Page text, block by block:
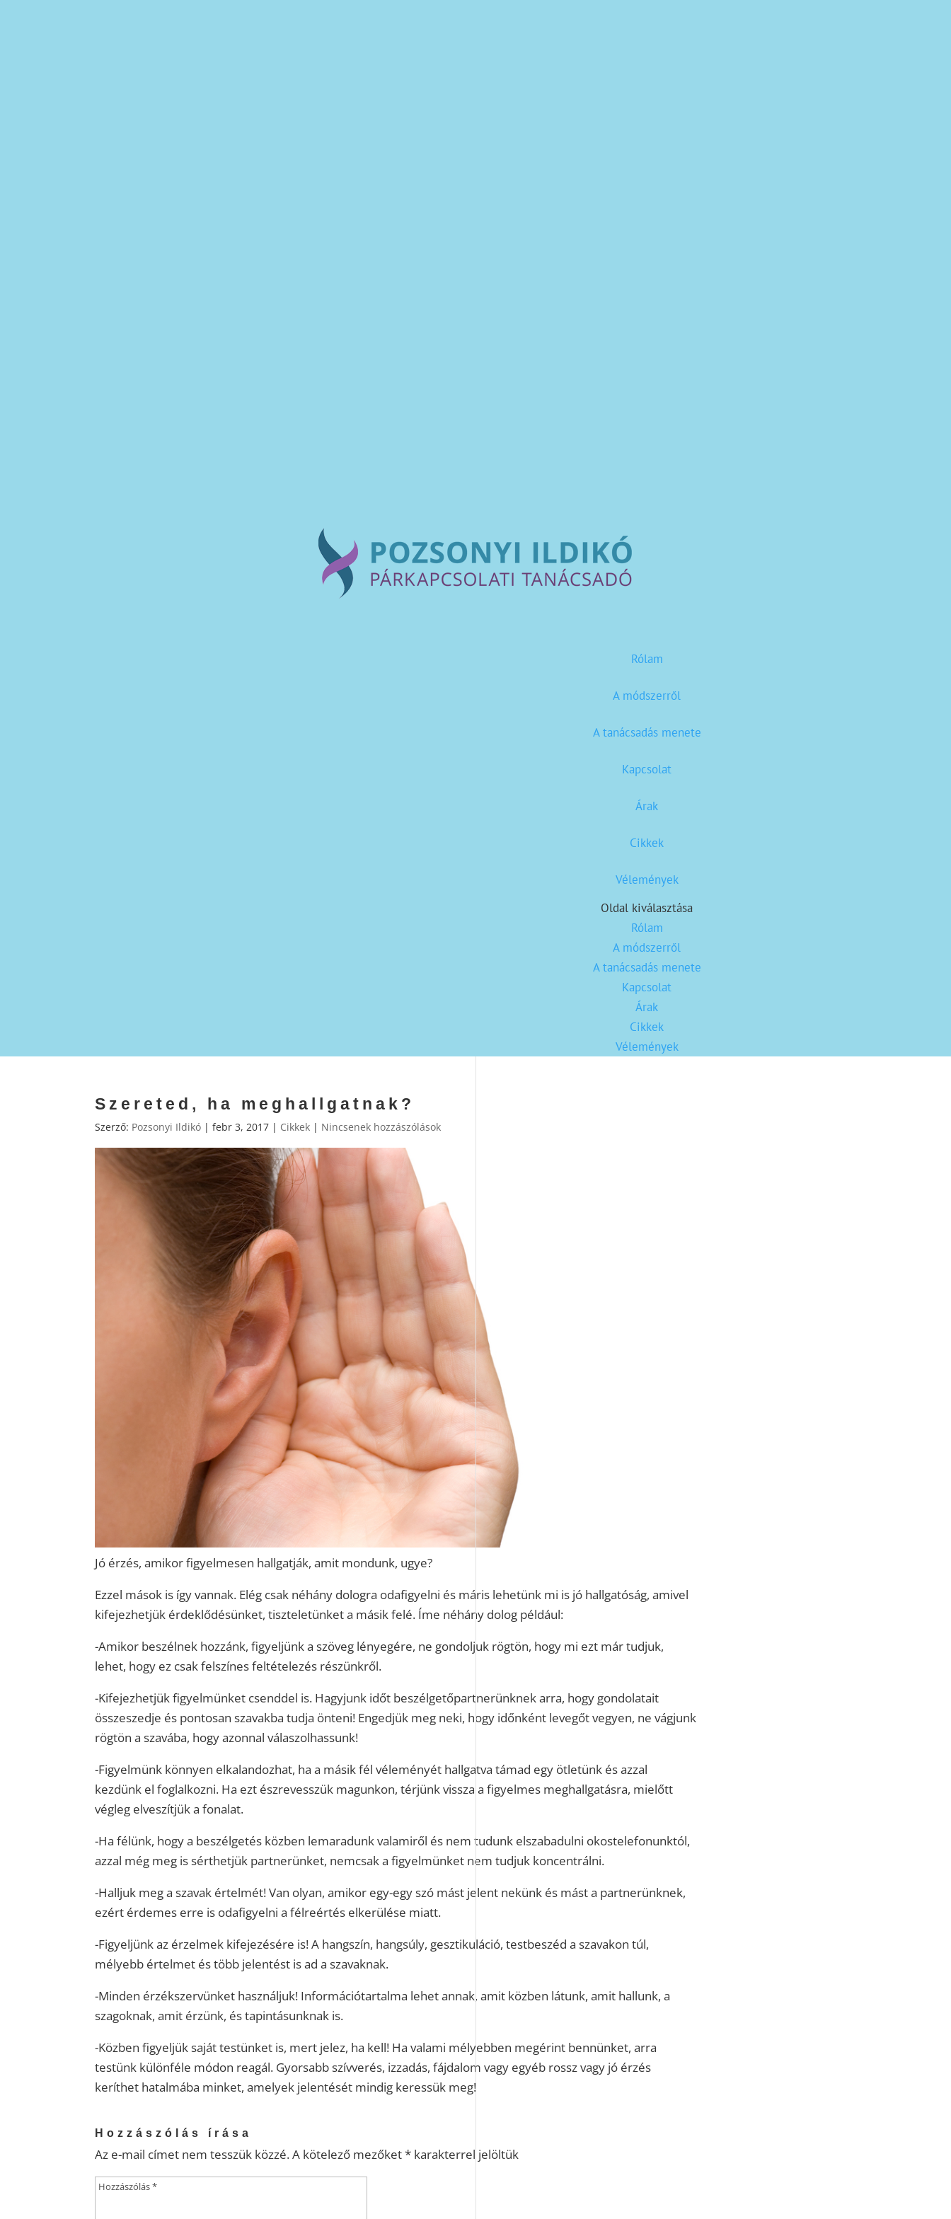
Rólam
A módszerről
A tanácsadás menete
Kapcsolat
Árak
Cikkek
Vélemények
Oldal kiválasztása
Rólam
A módszerről
A tanácsadás menete
Kapcsolat
Árak
Cikkek
Vélemények
Szereted, ha meghallgatnak?
Szerző: Pozsonyi Ildikó |febr 3, 2017 | Cikkek | Nincsenek hozzászólások
Jó érzés, amikor figyelmesen hallgatják, amit mondunk, ugye?
Ezzel mások is így vannak. Elég csak néhány dologra odafigyelni és máris lehetünk mi is jó hallgatóság, amivel
kifejezhetjük érdeklődésünket, tiszteletünket a másik felé. Íme néhány dolog például:
-Amikor beszélnek hozzánk, figyeljünk a szöveg lényegére, ne gondoljuk rögtön, hogy mi ezt már tudjuk,
lehet, hogy ez csak felszínes feltételezés részünkről.
-Kifejezhetjük figyelmünket csenddel is. Hagyjunk időt beszélgetőpartnerünknek arra, hogy gondolatait
összeszedje és pontosan szavakba tudja önteni! Engedjük meg neki, hogy időnként levegőt vegyen, ne vágjunk
rögtön a szavába, hogy azonnal válaszolhassunk!
-Figyelmünk könnyen elkalandozhat, ha a másik fél véleményét hallgatva támad egy ötletünk és azzal
kezdünk el foglalkozni. Ha ezt észrevesszük magunkon, térjünk vissza a figyelmes meghallgatásra, mielőtt
végleg elveszítjük a fonalat.
-Ha félünk, hogy a beszélgetés közben lemaradunk valamiről és nem tudunk elszabadulni okostelefonunktól,
azzal még meg is sérthetjük partnerünket, nemcsak a figyelmünket nem tudjuk koncentrálni.
-Halljuk meg a szavak értelmét! Van olyan, amikor egy-egy szó mást jelent nekünk és mást a partnerünknek,
ezért érdemes erre is odafigyelni a félreértés elkerülése miatt.
-Figyeljünk az érzelmek kifejezésére is! A hangszín, hangsúly, gesztikuláció, testbeszéd a szavakon túl,
mélyebb értelmet és több jelentést is ad a szavaknak.
-Minden érzékszervünket használjuk! Információtartalma lehet annak, amit közben látunk, amit hallunk, a
szagoknak, amit érzünk, és tapintásunknak is.
-Közben figyeljük saját testünket is, mert jelez, ha kell! Ha valami mélyebben megérint bennünket, arra
testünk különféle módon reagál. Gyorsabb szívverés, izzadás, fájdalom vagy egyéb rossz vagy jó érzés
keríthet hatalmába minket, amelyek jelentését mindig keressük meg!
Hozzászólás írása
Az e-mail címet nem tesszük közzé.A kötelező mezőket* karakterrel jelöltük